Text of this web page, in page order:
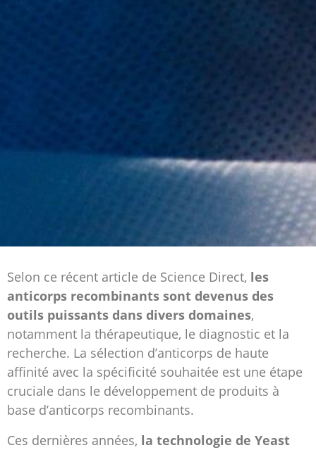
Selon ce récent article de Science Direct, les
anticorps recombinants sont devenus des
outils puissants dans divers domaines,
notamment la thérapeutique, le diagnostic et la
recherche. La sélection d’anticorps de haute
affinité avec la spécificité souhaitée est une étape
cruciale dans le développement de produits à
base d’anticorps recombinants.
Ces dernières années, la technologie de Yeast